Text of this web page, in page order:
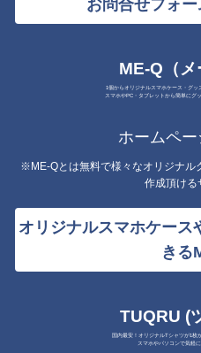
お問合せフォ
ME-Q（メ
1個からオリジナルスマホケース・グッ
スマホやPC・タブレットから簡単にグ
ホームペ
※ME-Qとは無料で様々なオリジナル
作成頂ける
オリジナルスマホケース
きる
TUQRU (
国内最安！オリジナルTシャツが1枚
スマホやパソコンで気軽に